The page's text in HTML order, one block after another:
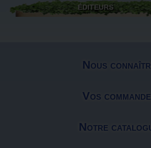
ÉDITEURS
Nous
Vos
Notre